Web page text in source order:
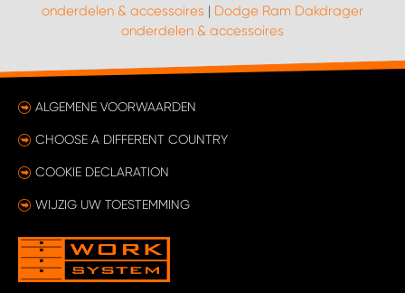
onderdelen & accessoires | Dodge Ram Dakdrager
onderdelen & accessoires
ALGEMENE VOORWAARDEN
CHOOSE A DIFFERENT COUNTRY
COOKIE DECLARATION
WIJZIG UW TOESTEMMING